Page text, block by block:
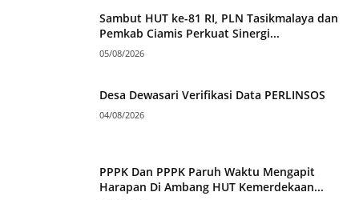
Sambut HUT ke-81 RI, PLN Tasikmalaya dan
Pemkab Ciamis Perkuat Sinergi...
05/08/2026
Desa Dewasari Verifikasi Data PERLINSOS
04/08/2026
PPPK Dan PPPK Paruh Waktu Mengapit
Harapan Di Ambang HUT Kemerdekaan...